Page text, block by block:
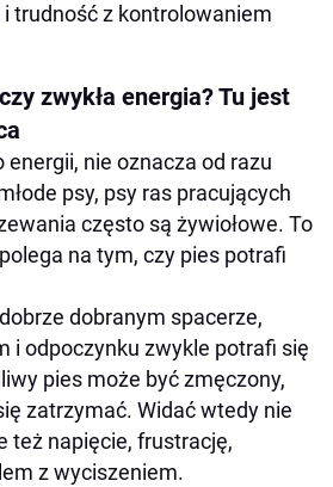
trudność z kontrolowaniem
zwykła energia? Tu jest
energii, nie oznacza od razu
psy, psy ras pracujących
często są żywiołowe. To
na tym, czy pies potrafi
dobranym spacerze,
i odpoczynku zwykle potrafi się
pies może być zmęczony,
zatrzymać. Widać wtedy nie
też napięcie, frustrację,
z wyciszeniem.